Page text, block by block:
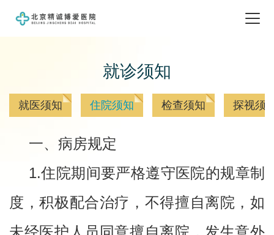
就诊须知
就医须知 住院须知 检查须知 探视须
一、 病房规定
1.住院期间要严格遵守医院的规章制
度，积极配合治疗，不得擅自离院，如
未经医护人员同意擅自离院，发生意外